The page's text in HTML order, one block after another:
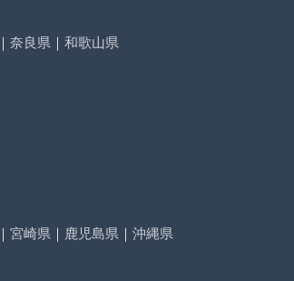
｜ 奈良県 ｜ 和歌山県
｜ 宮崎県 ｜ 鹿児島県 ｜ 沖縄県